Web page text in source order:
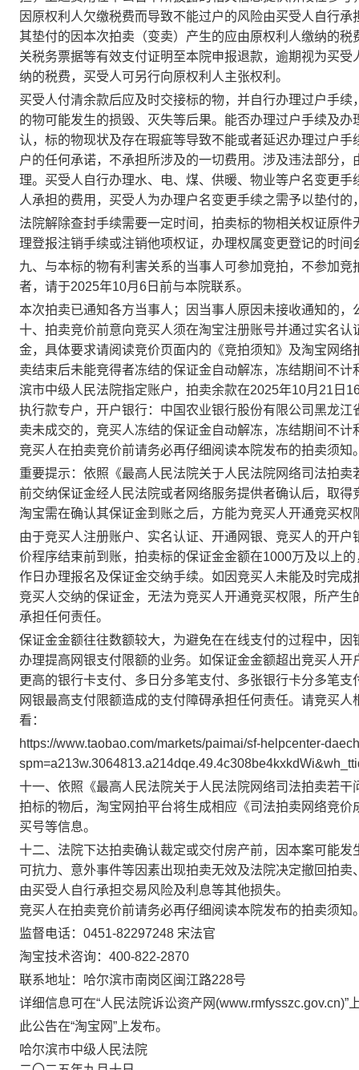
因原权利人欠缴税费而导致不能过户的风险由买受人自行
其垫付的因本次拍卖（变卖）产生的应由原权利人缴纳的
关税务票据等有效支付证明至本院申报退款，逾期视为买
纳的税费，买受人可另行向原权利人主张权利。
买受人付清余款后应及时交接标的物，并自行办理过户手
的物可能发生的损毁、灭失等后果。能否办理过户手续及
认，标的物现状及存在瑕疵等导致不能或者延迟办理过户
户的任何承诺，不承担所涉及的一切费用。涉及违法部分
理。买受人自行办理水、电、煤、供暖、物业等户名变更手
人承担的费用，买受人为办理户名变更手续之需予以垫付
法院解除查封手续需要一定时间，拍卖标的物相关权证原
理登报注销手续或注销他项权证，办理权属变更登记的时间
九、与本标的物有利害关系的当事人可参加竞拍，不参加
者，请于2025年10月 6 日 前与本院联系。
本次拍卖已通知各方当事人；因当事人原因未接收通知的，
十、拍卖竞价前意向竞买人须在淘宝注册账号并通过实名
金，具体要求请阅读竞价页面内的《竞拍须知》及淘宝网
卖结束后未能竞得者冻结的保证金自动解冻，冻结期间不
滨市中级人民法院指定账户，拍卖余款在2025年10月 21 日
执行款专户 ，开户银行： 中国农业银行股份有限公司黑龙江
卖未成交的，竞买人冻结的保证金自动解冻，冻结期间不计
竞买人在拍卖竞价前请务必再仔细阅读本院发布的拍卖须知
重要提示：依照《最高人民法院关于人民法院网络司法拍
前交纳保证金经人民法院或者网络服务提供者确认后，取
淘宝需在确认其保证金到账之后，方能为竞买人开通竞买权
由于竞买人注册账户、实名认证、开通网银、竞买人的开
价程序结束前到账，拍卖标的保证金金额在1000万及以上
作日办理报名及保证金交纳手续。如因竞买人未能及时完成
竞买人交纳的保证金，无法为竞买人开通竞买权限，所产
承担任何责任。
保证金金额往往数额较大，为避免在在线支付的过程中，
办理提高网银支付限额的业务。如保证金金额超出竞买人
更高的银行卡支付、多日分多笔支付、多张银行卡分多笔
网银最高支付限额造成的支付障碍承担任何责任。请竞买
看：
https://www.taobao.com/markets/paimai/sf-helpcenter-
十一、依照《最高人民法院关于人民法院网络司法拍卖若
拍标的物后，淘宝网拍平台将生成相应《司法拍卖网络竞
买号等信息。
十二、法院下达拍卖确认裁定或交付房产前，因本案可能
可抗力、意外事件等因素出现拍卖无效及法院决定撤回拍
由买受人自行承担交易风险及利息等其他损失。
竞买人在拍卖竞价前请务必再仔细阅读本院发布的拍卖须知
监督电话： 0451-82297248 宋法官
淘宝技术咨询：400-822-2870
联系地址：哈尔滨市南岗区闽江路228号
详细信息可在“人民法院诉讼资产网(www.rmfysszc.gov.cn)”
此公告在“淘宝网”上发布。
哈尔滨市中级人民法院